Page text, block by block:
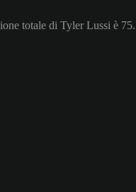
totale di Tyler Lussi è 75.